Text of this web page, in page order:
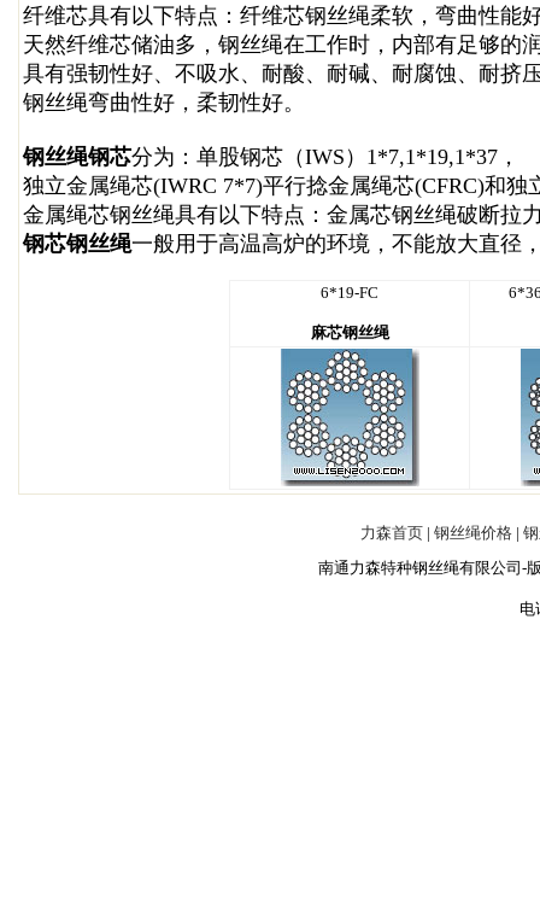
纤维芯具有以下特点：纤维芯钢丝绳柔软，弯曲性能
天然纤维芯储油多，钢丝绳在工作时，内部有足够的
具有强韧性好、不吸水、耐酸、耐碱、耐腐蚀、耐挤
钢丝绳弯曲性好，柔韧性好。
钢丝绳钢芯分为：单股钢芯（IWS）1*7,1*19,1*37，
独立金属绳芯(IWRC 7*7)平行捻金属绳芯(CFRC)和独
金属绳芯钢丝绳具有以下特点：金属芯钢丝绳破断拉
钢芯钢丝绳一般用于高温高炉的环境，不能放大直径
6*19-FC
麻芯钢丝绳
力森首页| 钢丝绳价格|
南通力森特种钢丝绳有限公司-
电